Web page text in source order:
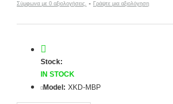
Σύμφωνα με 0 αξιολογήσεις. - Γράψτε μια αξιολόγηση
Stock:
IN STOCK
Model: XKD-MBP